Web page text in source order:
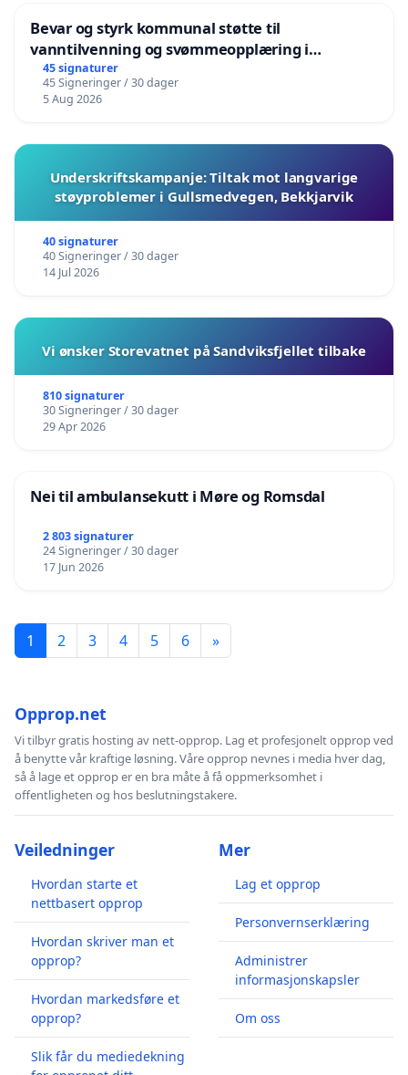
Bevar og styrk kommunal støtte til
vanntilvenning og svømmeopplæring i
barnehagene i Haugesund
45 signaturer
45 Signeringer / 30 dager
5 Aug 2026
Underskriftskampanje: Tiltak mot langvarige
støyproblemer i Gullsmedvegen, Bekkjarvik
40 signaturer
40 Signeringer / 30 dager
14 Jul 2026
Vi ønsker Storevatnet på Sandviksfjellet tilbake
810 signaturer
30 Signeringer / 30 dager
29 Apr 2026
Nei til ambulansekutt i Møre og Romsdal
2 803 signaturer
24 Signeringer / 30 dager
17 Jun 2026
1 2 3 4 5 6 »
Opprop.net
Vi tilbyr gratis hosting av nett-opprop. Lag et profesjonelt opprop ved
å benytte vår kraftige løsning. Våre opprop nevnes i media hver dag,
så å lage et opprop er en bra måte å få oppmerksomhet i
offentligheten og hos beslutningstakere.
Veiledninger
Hvordan starte et
nettbasert opprop
Hvordan skriver man et
opprop?
Hvordan markedsføre et
opprop?
Slik får du mediedekning
Mer
Lag et opprop
Personvernserklæring
Administrer
informasjonskapsler
Om oss